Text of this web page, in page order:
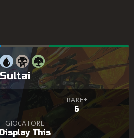
Sultai
RARE+
6
GIOCATORE
Display This